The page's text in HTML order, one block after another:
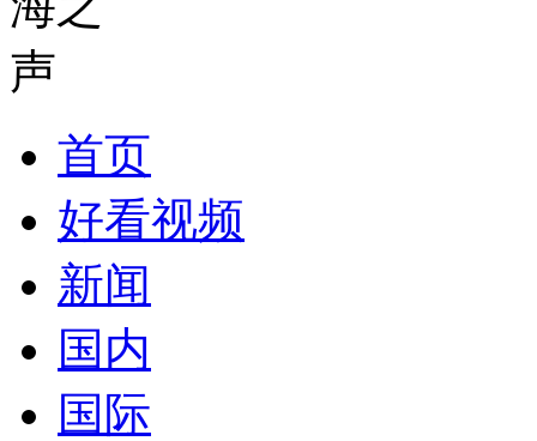
首页
好看视频
新闻
国内
国际